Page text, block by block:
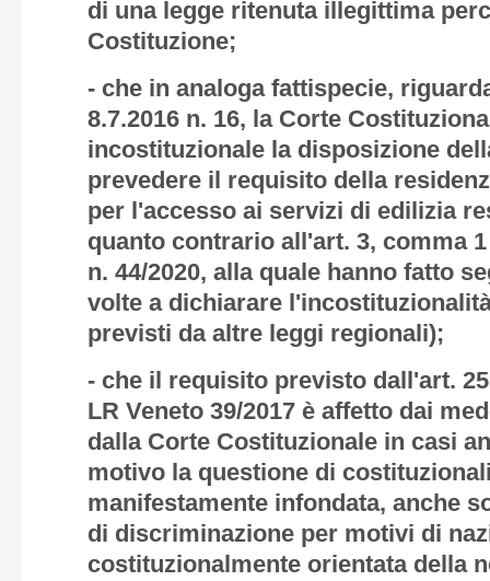
di una legge ritenuta illegittima
Costituzione;
- che in analoga fattispecie,
8.7.2016 n. 16, la Corte
incostituzionale la disposizione
prevedere il requisito della
per l'accesso ai servizi di edilizia
quanto contrario all'art. 3, comma
n. 44/2020, alla quale hanno fatto
volte a dichiarare
previsti da altre leggi regionali);
- che il requisito previsto dall'art.
LR Veneto 39/2017 è affetto dai
dalla Corte Costituzionale in casi
motivo la questione di
manifestamente infondata, anche
di discriminazione per motivi di
costituzionalmente orientata della